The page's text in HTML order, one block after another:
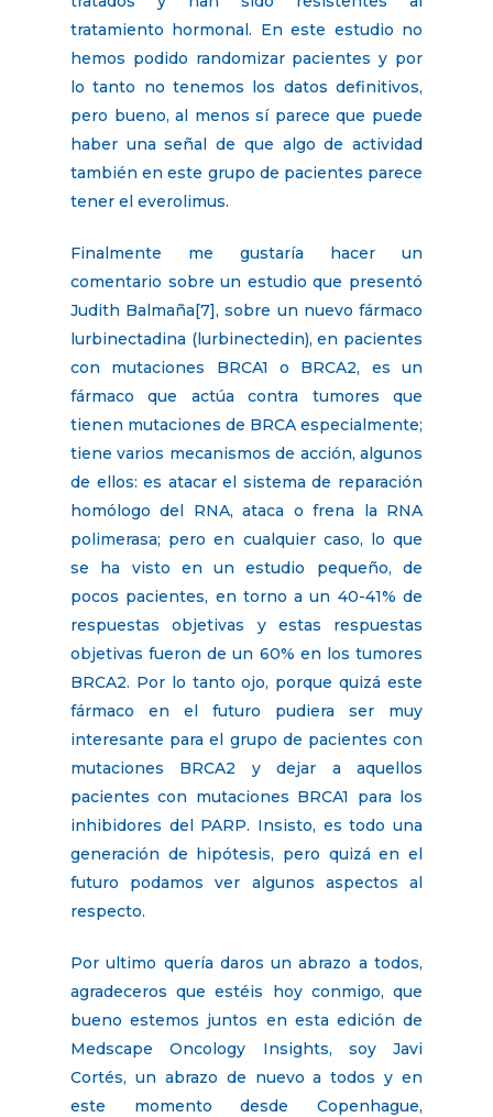
tratamiento hormonal. En este estudio no
hemos podido randomizar pacientes y por
lo tanto no tenemos los datos definitivos,
pero bueno, al menos sí parece que puede
haber una señal de que algo de actividad
también en este grupo de pacientes parece
tener el everolimus.
Finalmente me gustaría hacer un
comentario sobre un estudio que presentó
Judith Balmaña[7], sobre un nuevo fármaco
lurbinectadina (lurbinectedin), en pacientes
con mutaciones BRCA1 o BRCA2, es un
fármaco que actúa contra tumores que
tienen mutaciones de BRCA especialmente;
tiene varios mecanismos de acción, algunos
de ellos: es atacar el sistema de reparación
homólogo del RNA, ataca o frena la RNA
polimerasa; pero en cualquier caso, lo que
se ha visto en un estudio pequeño, de
pocos pacientes, en torno a un 40-41% de
respuestas objetivas y estas respuestas
objetivas fueron de un 60% en los tumores
BRCA2. Por lo tanto ojo, porque quizá este
fármaco en el futuro pudiera ser muy
interesante para el grupo de pacientes con
mutaciones BRCA2 y dejar a aquellos
pacientes con mutaciones BRCA1 para los
inhibidores del PARP. Insisto, es todo una
generación de hipótesis, pero quizá en el
futuro podamos ver algunos aspectos al
respecto.
Por ultimo quería daros un abrazo a todos,
agradeceros que estéis hoy conmigo, que
bueno estemos juntos en esta edición de
Medscape Oncology Insights, soy Javi
Cortés, un abrazo de nuevo a todos y en
este momento desde Copenhague,